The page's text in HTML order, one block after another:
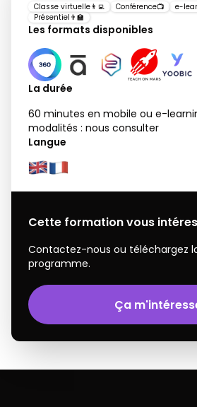
Classe virtuelle👨‍💻 Conférence📺
e-
Présentiel 👨‍🏫
Les formats disponibles
La durée
60 minutes en mobile ou e-
modalités : nous consulter
Langue
Cette formation vous
Contactez-nous ou téléchargez
programme.
Ça